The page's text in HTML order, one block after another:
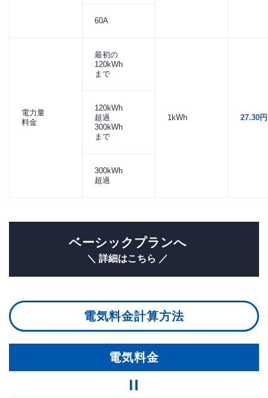
60A
電力量
料金
最初の
120kWh
まで
1kWh 27.30円
120kWh
超過
300kWh
まで
300kWh
超過
ベーシックプランへ
＼ 詳細はこちら ／
電気料金計算方法
電気料金